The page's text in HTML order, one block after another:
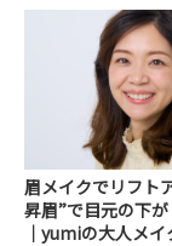
眉メイクでリフト
昇眉”で目元の下
｜yumiの大人メイ